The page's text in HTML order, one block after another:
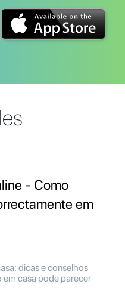
- Como
em
dicas e conselhos
casa pode parecer